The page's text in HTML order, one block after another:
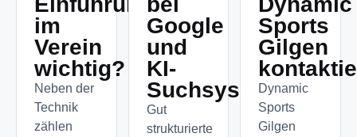
im
Verein
wichtig?
Neben der
Technik
zählen
Google
und
KI-
Suchsystemen?
Gut
strukturierte
Sports
Gilgen
Dynamic
Sports
Gilgen